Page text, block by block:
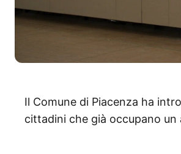
Il Comune di Piacenza ha
cittadini che già occupano un